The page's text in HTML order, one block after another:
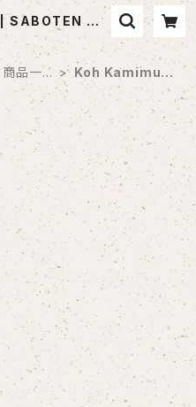
MU
CDショップ)
商品一
Koh Kamimur